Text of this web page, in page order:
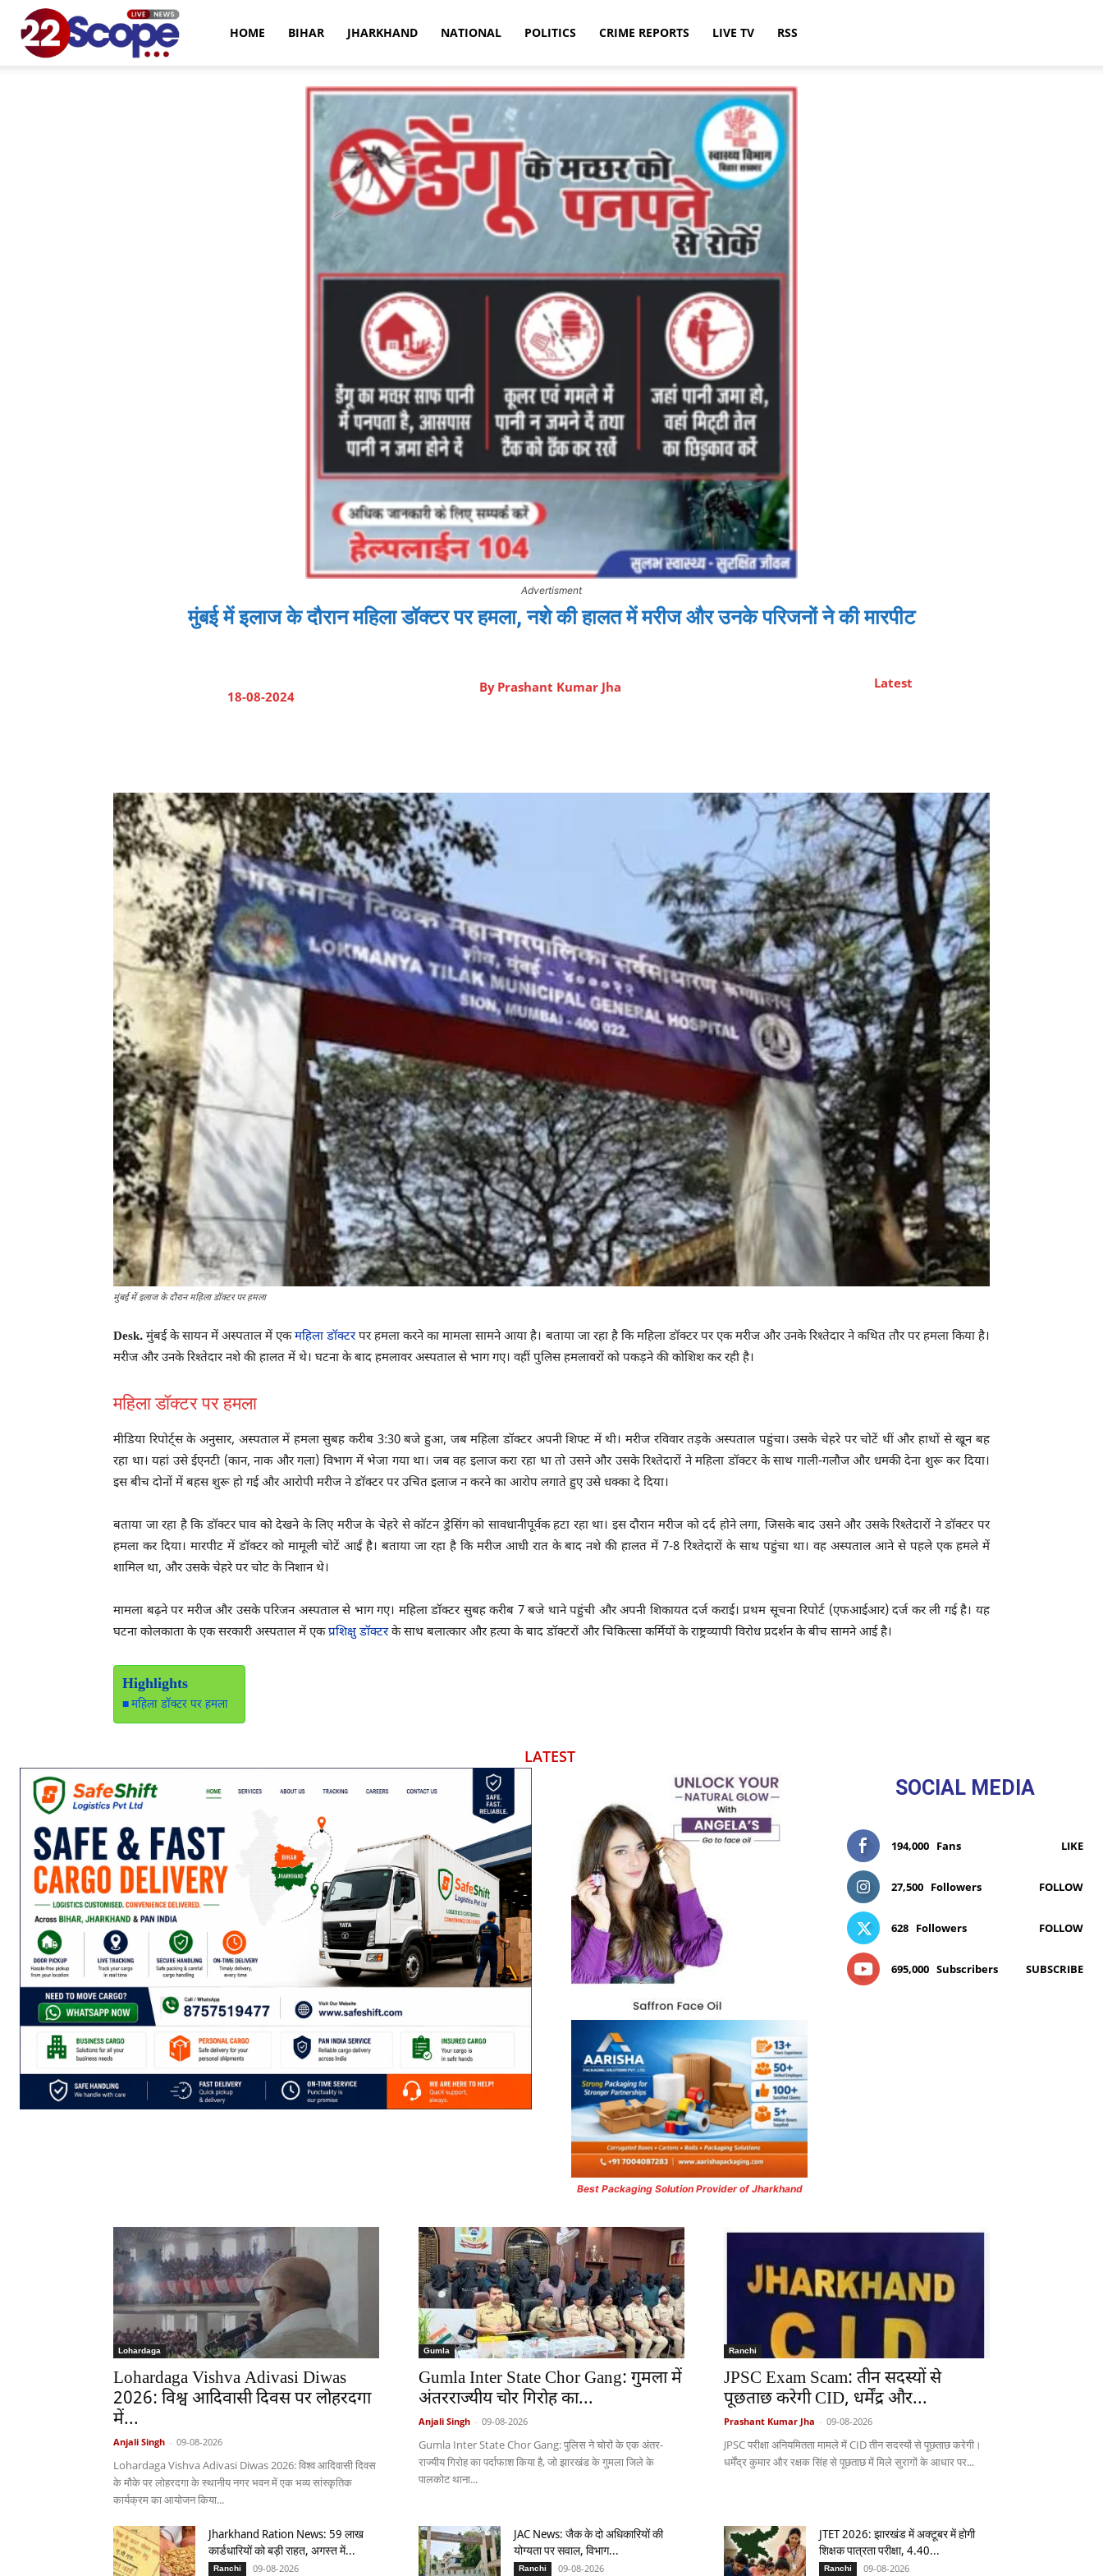
HOME BIHAR JHARKHAND NATIONAL POLITICS CRIME REPORTS LIVE TV RSS
Advertisment
मुंबई में इलाज के दौरान महिला डॉक्टर पर हमला, नशे की हालत में मरीज और उनके परिजनों ने की मारपीट
18-08-2024
By Prashant Kumar Jha Latest
मुंबई में इलाज के दौरान महिला डॉक्टर पर हमला
Desk.मुंबई के सायन में अस्पताल में एकमहिला डॉक्टरपर हमला करने का मामला सामने आया है। बताया जा रहा है कि महिला डॉक्टर पर एक मरीज और उनके रिश्तेदार ने कथित तौर पर हमला किया है।
मरीज और उनके रिश्तेदार नशे की हालत में थे। घटना के बाद हमलावर अस्पताल से भाग गए। वहीं पुलिस हमलावरों को पकड़ने की कोशिश कर रही है।
महिला डॉक्टर पर हमला
मीडिया रिपोर्ट्स के अनुसार, अस्पताल में हमला सुबह करीब 3:30 बजे हुआ, जब महिला डॉक्टर अपनी शिफ्ट में थी। मरीज रविवार तड़के अस्पताल पहुंचा। उसके चेहरे पर चोटें थीं और हाथों से खून बह
रहा था। यहां उसे ईएनटी (कान, नाक और गला) विभाग में भेजा गया था। जब वह इलाज करा रहा था तो उसने और उसके रिश्तेदारों ने महिला डॉक्टर के साथ गाली-गलौज और धमकी देना शुरू कर दिया।
इस बीच दोनों में बहस शुरू हो गई और आरोपी मरीज ने डॉक्टर पर उचित इलाज न करने का आरोप लगाते हुए उसे धक्का दे दिया।
बताया जा रहा है कि डॉक्टर घाव को देखने के लिए मरीज के चेहरे से कॉटन ड्रेसिंग को सावधानीपूर्वक हटा रहा था। इस दौरान मरीज को दर्द होने लगा, जिसके बाद उसने और उसके रिश्तेदारों ने डॉक्टर पर
हमला कर दिया। मारपीट में डॉक्टर को मामूली चोटें आईं है। बताया जा रहा है कि मरीज आधी रात के बाद नशे की हालत में 7-8 रिश्तेदारों के साथ पहुंचा था। वह अस्पताल आने से पहले एक हमले में
शामिल था, और उसके चेहरे पर चोट के निशान थे।
मामला बढ़ने पर मरीज और उसके परिजन अस्पताल से भाग गए। महिला डॉक्टर सुबह करीब 7 बजे थाने पहुंची और अपनी शिकायत दर्ज कराई। प्रथम सूचना रिपोर्ट (एफआईआर) दर्ज कर ली गई है। यह
घटना कोलकाता के एक सरकारी अस्पताल में एकप्रशिक्षु डॉक्टरके साथ बलात्कार और हत्या के बाद डॉक्टरों और चिकित्सा कर्मियों के राष्ट्रव्यापी विरोध प्रदर्शन के बीच सामने आई है।
Highlights
महिला डॉक्टर पर हमला
LATEST
Best Packaging Solution Provider of Jharkhand
SOCIAL MEDIA
194,000 Fans LIKE
27,500 Followers FOLLOW
628 Followers FOLLOW
695,000 Subscribers SUBSCRIBE
Lohardaga
Lohardaga Vishva Adivasi Diwas
2026: विश्व आदिवासी दिवस पर लोहरदगा
में...
Anjali Singh - 09-08-2026
Lohardaga Vishva Adivasi Diwas 2026: विश्व आदिवासी दिवस
के मौके पर लोहरदगा के स्थानीय नगर भवन में एक भव्य सांस्कृतिक
कार्यक्रम का आयोजन किया...
Gumla
Gumla Inter State Chor Gang: गुमला में
अंतरराज्यीय चोर गिरोह का...
Anjali Singh - 09-08-2026
Gumla Inter State Chor Gang: पुलिस ने चोरों के एक अंतर-
राज्यीय गिरोह का पर्दाफाश किया है, जो झारखंड के गुमला जिले के
पालकोट थाना...
Ranchi
JPSC Exam Scam: तीन सदस्यों से
पूछताछ करेगी CID, धर्मेंद्र और...
Prashant Kumar Jha - 09-08-2026
JPSC परीक्षा अनियमितता मामले में CID तीन सदस्यों से पूछताछ करेगी।
धर्मेंद्र कुमार और रक्षक सिंह से पूछताछ में मिले सुरागों के आधार पर...
Jharkhand Ration News: 59 लाख
कार्डधारियों को बड़ी राहत, अगस्त में...
Ranchi 09-08-2026
JAC News: जैक के दो अधिकारियों की
योग्यता पर सवाल, विभाग...
Ranchi 09-08-2026
JTET 2026: झारखंड में अक्टूबर में होगी
शिक्षक पात्रता परीक्षा, 4.40...
Ranchi 09-08-2026